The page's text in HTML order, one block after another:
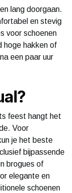
lang doorgaan.
en stevig
voor schoenen
hoge hakken of
een paar uur
feest hangt het
Voor
je het beste
bijpassende
brogues of
elegante en
schoenen